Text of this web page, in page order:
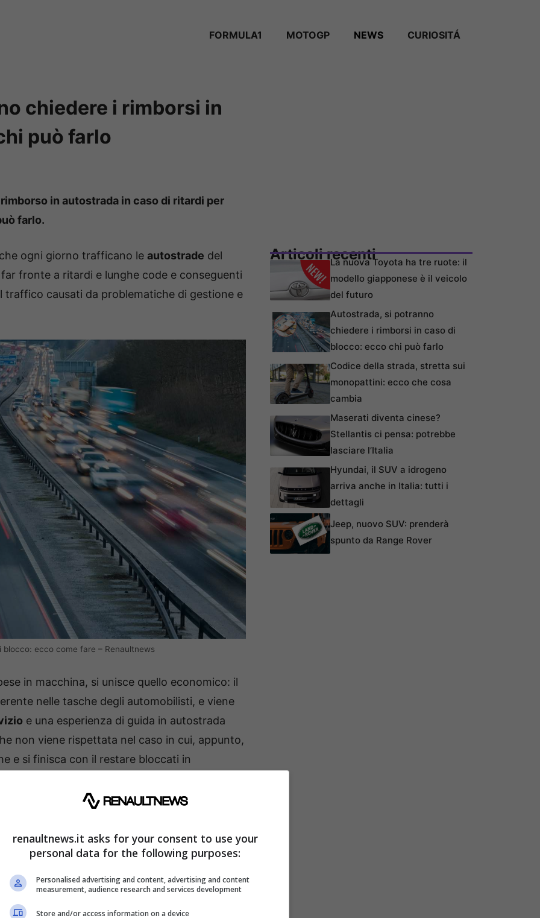
FORMULA1 MOTOGP NEWS CURIOSITÁ
chiedere i rimborsi in
può farlo
in autostrada in caso di ritardi per
farlo.
ogni giorno trafficano le autostrade del
fronte a ritardi e lunghe code e conseguenti
traffico causati da problematiche di gestione e
ecco come fare – Renaultnews
in macchina, si unisce quello economico: il
nelle tasche degli automobilisti, e viene
e una esperienza di guida in autostrada
non viene rispettata nel caso in cui, appunto,
e si finisca con il restare bloccati in
però richiedere un rimborso se si troveranno
il rimborso: come
potranno chiedere unrimborso del
se viene appurato che il blocco che lo ha
Articoli recentiLa nuova Toyota ha tre ruote: il
modello giapponese è il veicolo
del futuro
Autostrada, si potranno
chiedere i rimborsi in caso di
blocco: ecco chi può farlo
Codice della strada, stretta sui
monopattini: ecco che cosa
cambia
Maserati diventa cinese?
Stellantis ci pensa: potrebbe
lasciare l’Italia
Hyundai, il SUV a idrogeno
arriva anche in Italia: tutti i
dettagli
Jeep, nuovo SUV: prenderà
spunto da Range Rover
renaultnews.it asks for your consent to use your
personal data for the following purposes:
Personalised advertising and content, advertising and content
measurement, audience research and services development
Store and/or access information on a device